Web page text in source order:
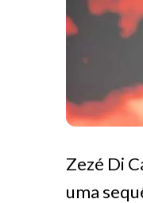
Zezé Di
uma